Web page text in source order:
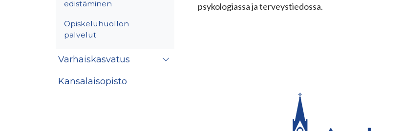
edistäminen
Opiskeluhuollon
palvelut
Varhaiskasvatus
Kansalaisopisto
psykologiassa ja terveystiedossa.